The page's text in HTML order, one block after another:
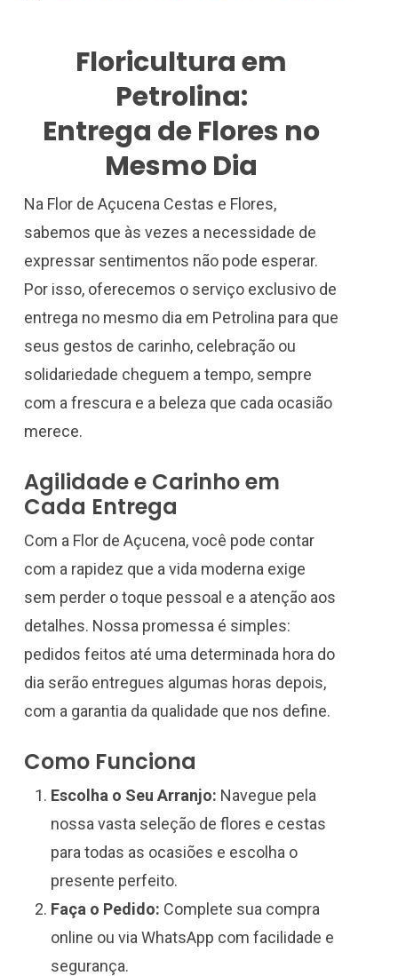
Floricultura em
Petrolina:
Entrega de Flores no
Mesmo Dia
Na Flor de Açucena Cestas e Flores,
sabemos que às vezes a necessidade de
expressar sentimentos não pode esperar.
Por isso, oferecemos o serviço exclusivo de
entrega no mesmo dia em Petrolina para que
seus gestos de carinho, celebração ou
solidariedade cheguem a tempo, sempre
com a frescura e a beleza que cada ocasião
merece.
Agilidade e Carinho em
Cada Entrega
Com a Flor de Açucena, você pode contar
com a rapidez que a vida moderna exige
sem perder o toque pessoal e a atenção aos
detalhes. Nossa promessa é simples:
pedidos feitos até uma determinada hora do
dia serão entregues algumas horas depois,
com a garantia da qualidade que nos define.
Como Funciona
Escolha o Seu Arranjo: Navegue pela
nossa vasta seleção de flores e cestas
para todas as ocasiões e escolha o
presente perfeito.
Faça o Pedido: Complete sua compra
online ou via WhatsApp com facilidade e
segurança.